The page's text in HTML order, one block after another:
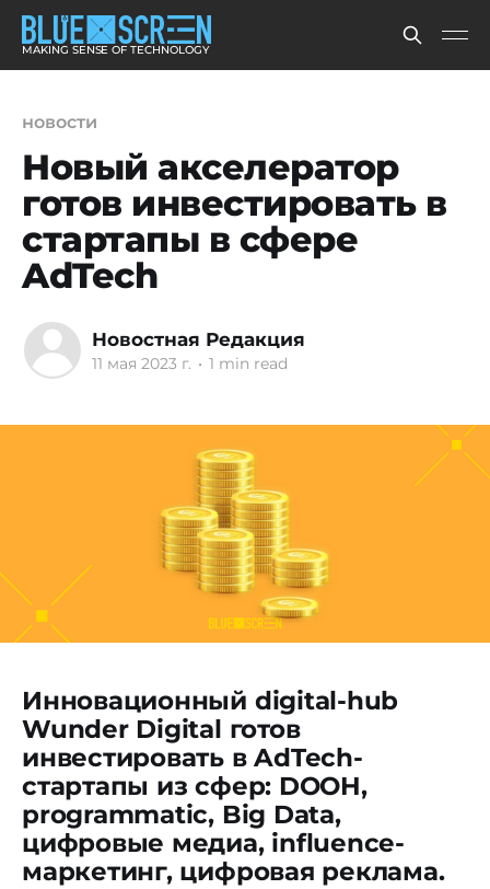
MAKING SENSE OF TECHNOLOGY
новости
Новый акселератор
готов инвестировать в
стартапы в сфере
AdTech
Новостная Редакция
11 мая 2023 г. • 1 min read
Инновационный digital-hub
Wunder Digital готов
инвестировать в AdTech-
стартапы из сфер: DOOH,
programmatic, Big Data,
цифровые медиа, influence-
маркетинг, цифровая реклама.